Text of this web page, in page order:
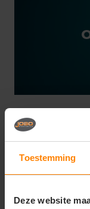
Toestemming
Deze website